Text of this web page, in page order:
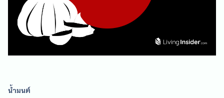
น้ำมนต์